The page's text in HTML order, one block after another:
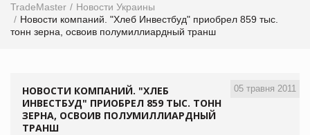
TradeMaster
Новости Украины
Новости компаний. "Хлеб Инвестбуд" приобрел 859 тыс.
тонн зерна, освоив полумиллиардный транш
05 травня 2011
НОВОСТИ КОМПАНИЙ. "ХЛЕБ
ИНВЕСТБУД" ПРИОБРЕЛ 859 ТЫС. ТОНН
ЗЕРНА, ОСВОИВ ПОЛУМИЛЛИАРДНЫЙ
ТРАНШ